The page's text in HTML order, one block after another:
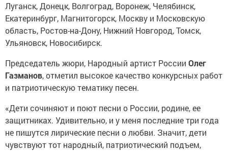
Луганск, Донецк, Волгоград, Воронеж, Челябинск,
Екатеринбург, Магнитогорск, Москву и Московскую
область, Ростов-на-Дону, Нижний Новгород, Томск,
Ульяновск, Новосибирск.
Председатель жюри, Народный артист России Олег
Газманов, отметил высокое качество конкурсных работ
и патриотическую тематику песен.
«Дети сочиняют и поют песни о России, родине, ее
защитниках. Удивительно, и у меня последние три года
не пишутся лирические песни о любви. Значит, дети
чувствуют тот народный, патриотический подъем,